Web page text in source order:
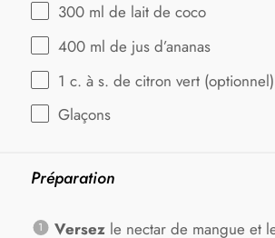
300 ml de lait de coco
400 ml de jus d’ananas
1 c. à s. de citron vert (optionnel)
Glaçons
Préparation
Versezle nectar de mangue et